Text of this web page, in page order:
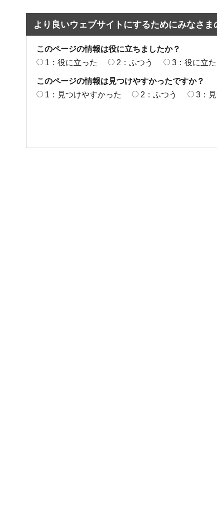
より良いウェブサイトにするためにみなさ
このページの情報は役に立ちましたか？
1：役に立った
2：ふつう 3：役に立
このページの情報は見つけやすかったですか？
1：見つけやすかった
2：ふつう 3：